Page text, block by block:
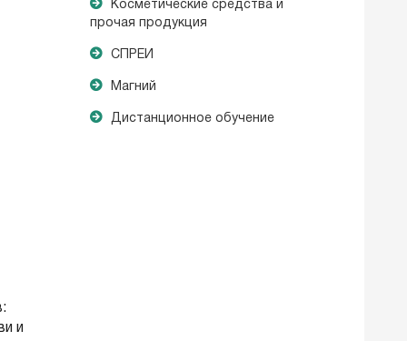
и
Косметические средства и
прочая продукция
СПРЕИ
Магний
Дистанционное обучение